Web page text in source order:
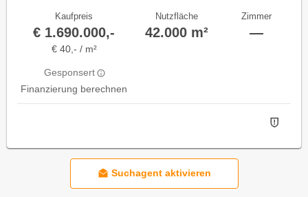
Kaufpreis
€ 1.690.000,-
€ 40,- / m²
Gesponsert
Finanzierung berechnen
Nutzfläche
42.000 m²
Zimmer
—
Suchagent aktivieren